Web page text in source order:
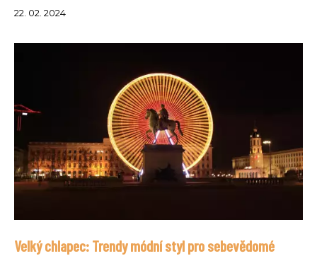
22. 02. 2024
Velký chlapec: Trendy módní styl pro sebevědomé